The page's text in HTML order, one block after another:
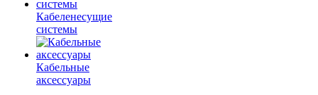
Кабеленесущие
системы
Кабельные
аксессуары